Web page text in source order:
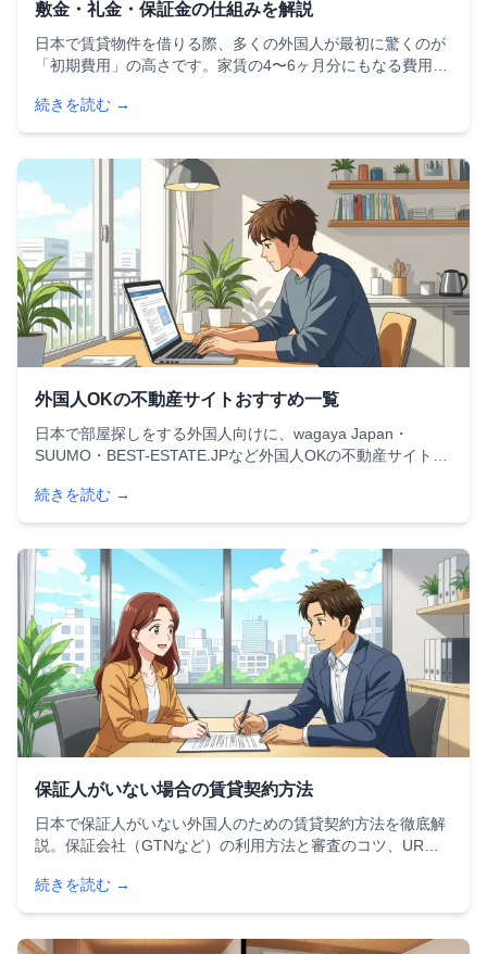
敷金・礼金・保証金の仕組みを解説
日本で賃貸物件を借りる際、多くの外国人が最初に驚くのが
「初期費用」の高さです。家賃の4〜6ヶ月分にもなる費用の
（れいきん）**、**保証金（ほしょうきん）**の3つです。母
国にはない制度も含まれるため、知らずに契約して後悔する
続きを読む →
外国人OKの不動産サイトおすすめ一覧
日本で部屋探しをする外国人向けに、wagaya Japan・
SUUMO・BEST-ESTATE.JPなど外国人OKの不動産サイトを
各サイトの特徴と選び方のポイントを詳しく解説します。
続きを読む →
保証人がいない場合の賃貸契約方法
日本で保証人がいない外国人のための賃貸契約方法を徹底解
説。保証会社（GTNなど）の利用方法と審査のコツ、UR住
社・学校の支援制度まで、具体的な手順をステップごとに紹
介します。
続きを読む →